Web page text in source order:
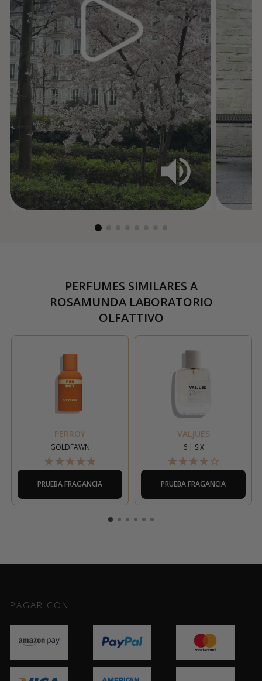
PERFUMES SIMILARES A
ROSAMUNDA LABORATORIO
OLFATTIVO
PERROY
GOLDFAWN
PRUEBA FRAGANCIA
VALJUES
6 | SIX
PRUEBA FRAGANCIA
PAGAR CON